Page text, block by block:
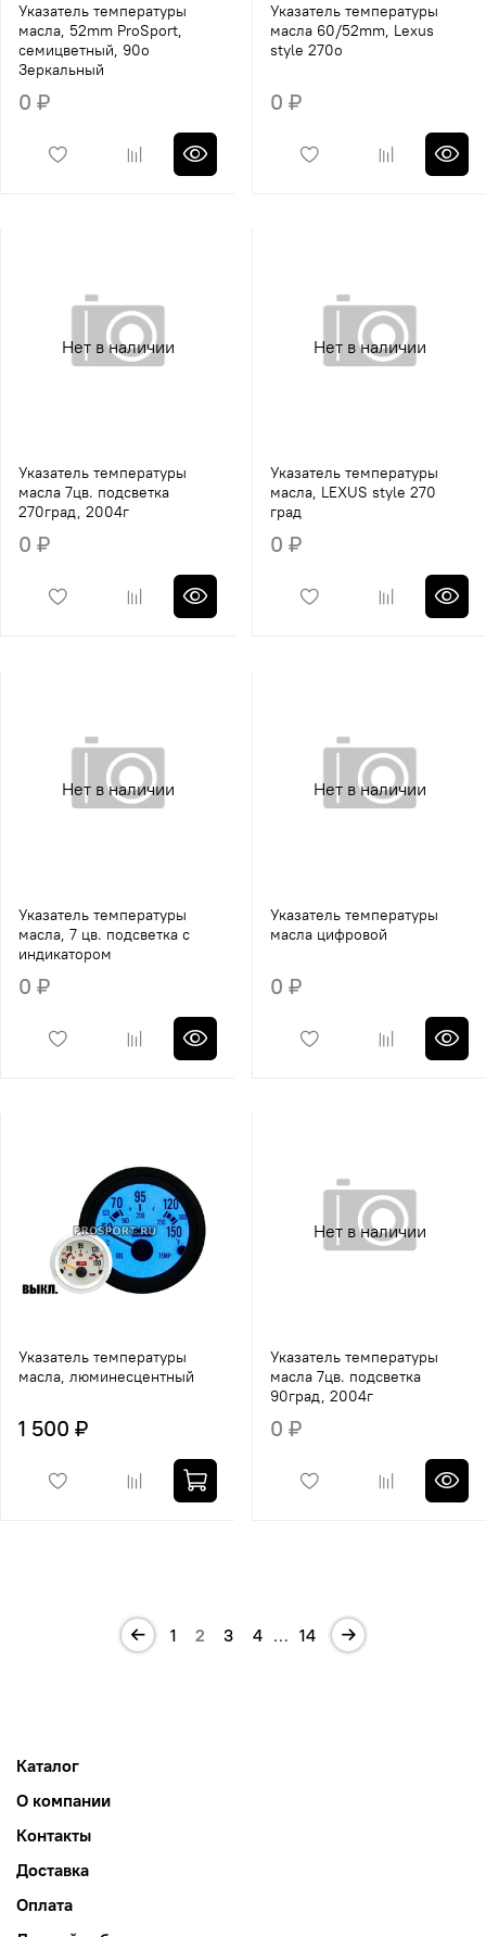
Указатель температуры
масла, 52mm ProSport,
семицветный, 90o
Зеркальный
0 ₽
Указатель температуры
масла 60/52mm, Lexus
style 270o
0 ₽
Нет в наличии
Указатель температуры
масла 7цв. подсветка
270град, 2004г
0 ₽
Нет в наличии
Указатель температуры
масла, LEXUS style 270
град
0 ₽
Нет в наличии
Указатель температуры
масла, 7 цв. подсветка с
индикатором
0 ₽
Нет в наличии
Указатель температуры
масла цифровой
0 ₽
Указатель температуры
масла, люминесцентный
1 500 ₽
Нет в наличии
Указатель температуры
масла 7цв. подсветка
90град, 2004г
0 ₽
1 2 3 4 … 14
Каталог
О компании
Контакты
Доставка
Оплата